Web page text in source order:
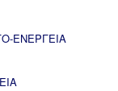
ΕΝΕΡΓΕΙΑ